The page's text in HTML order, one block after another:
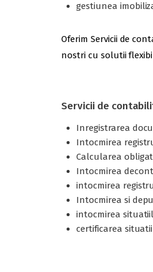
gestiunea
Oferim Servicii de
nostri cu solutii
Servicii de
Inregistrarea
Intocmirea
Calcularea
Intocmirea
intocmirea
Intocmirea si
intocmirea
certificarea